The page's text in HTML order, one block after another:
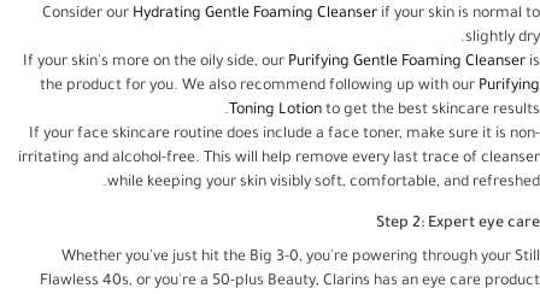
Consider our Hydrating Gentle Foaming Cleanser if your skin is normal to
slightly dry.
If your skin's more on the oily side, our Purifying Gentle Foaming Cleanser is
the product for you. We also recommend following up with our Purifying
Toning Lotion to get the best skincare results.
If your face skincare routine does include a face toner, make sure it is non-
irritating and alcohol-free. This will help remove every last trace of cleanser
while keeping your skin visibly soft, comfortable, and refreshed.
Step 2: Expert eye care
Whether you've just hit the Big 3-0, you're powering through your Still
Flawless 40s, or you're a 50-plus Beauty, Clarins has an eye care product